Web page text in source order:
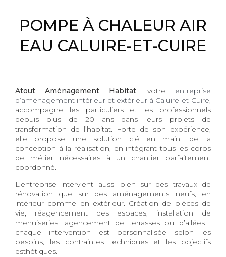
POMPE À CHALEUR AIR
EAU CALUIRE-ET-CUIRE
Atout Aménagement Habitat, votre entreprise
d’aménagement intérieur et extérieur à Caluire-et-Cuire,
accompagne les particuliers et les professionnels
depuis plus de 20 ans dans leurs projets de
transformation de l’habitat. Forte de son expérience,
elle propose une solution clé en main, de la
conception à la réalisation, en intégrant tous les corps
de métier nécessaires à un chantier parfaitement
coordonné.
L’entreprise intervient aussi bien sur des travaux de
rénovation que sur des aménagements neufs, en
intérieur comme en extérieur. Création de pièces de
vie, réagencement des espaces, installation de
menuiseries, agencement de terrasses ou d’allées :
chaque intervention est personnalisée selon les
besoins, les contraintes techniques et les objectifs
esthétiques.